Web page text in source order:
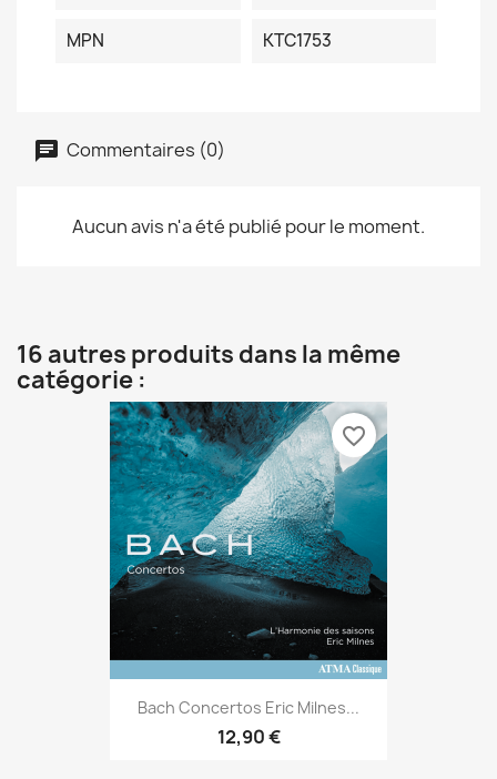
MPN KTC1753
Commentaires (0)
Aucun avis n'a été publié pour le moment.
16 autres produits dans la même
catégorie :
Bach Concertos Eric Milnes...
12,90 €
favorite_border